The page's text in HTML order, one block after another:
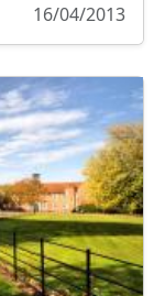
16/04/2013